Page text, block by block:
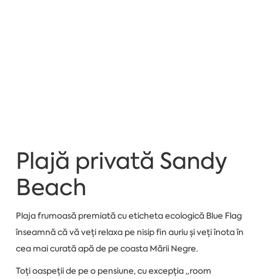
Plajă privată Sandy
Beach
Plaja frumoasă premiată cu eticheta ecologică Blue Flag
înseamnă că vă veți relaxa pe nisip fin auriu și veți înota în
cea mai curată apă de pe coasta Mării Negre.
Toți oaspeții de pe o pensiune, cu excepția „room